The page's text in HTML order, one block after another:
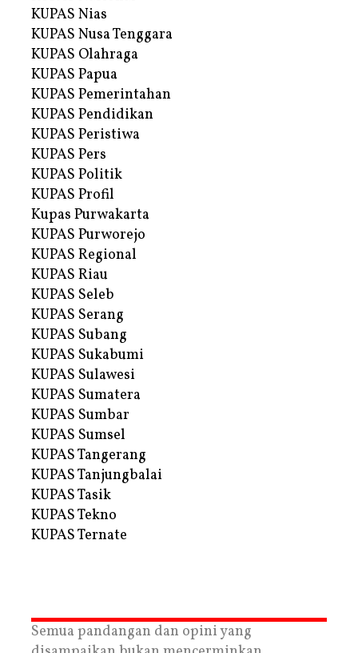
KUPAS Nias
KUPAS Nusa Tenggara
KUPAS Olahraga
KUPAS Papua
KUPAS Pemerintahan
KUPAS Pendidikan
KUPAS Peristiwa
KUPAS Pers
KUPAS Politik
KUPAS Profil
Kupas Purwakarta
KUPAS Purworejo
KUPAS Regional
KUPAS Riau
KUPAS Seleb
KUPAS Serang
KUPAS Subang
KUPAS Sukabumi
KUPAS Sulawesi
KUPAS Sumatera
KUPAS Sumbar
KUPAS Sumsel
KUPAS Tangerang
KUPAS Tanjungbalai
KUPAS Tasik
KUPAS Tekno
KUPAS Ternate
Semua pandangan dan opini yang